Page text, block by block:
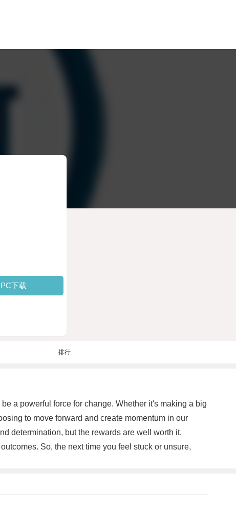
PC下载
排行
a powerful force for change. Whether it's making a big
to move forward and create momentum in our
determination, but the rewards are well worth it.
So, the next time you feel stuck or unsure,